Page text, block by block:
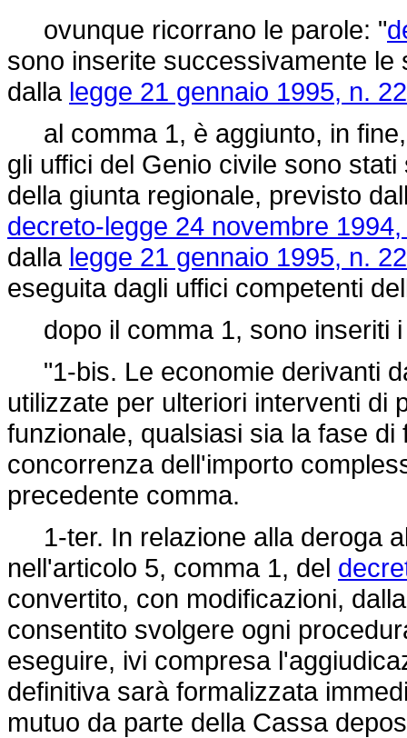
ovunque ricorrano le parole: "
sono inserite successivamente
dalla legge 21 gennaio 1995, n. 22
al comma 1, è aggiunto, in
gli uffici del Genio civile sono
della giunta regionale, previsto
decreto-legge 24 novembre
dalla legge 21 gennaio 1995, n. 22
eseguita dagli uffici competenti
dopo il comma 1, sono inseriti i
"1-bis. Le economie derivanti
utilizzate per ulteriori interventi di
funzionale, qualsiasi sia la fase
concorrenza dell'importo
precedente comma.
1-ter. In relazione alla deroga
nell'articolo 5, comma 1, del
convertito, con modificazioni,
consentito svolgere ogni
eseguire, ivi compresa
definitiva sarà formalizzata
mutuo da parte della Cassa